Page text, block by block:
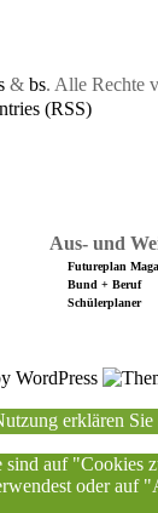
& bs. Alle Rechte
Aus- und
Futureplan
Bund + Beruf
Schülerplaner
erklären Sie
auf "Cookies
oder auf